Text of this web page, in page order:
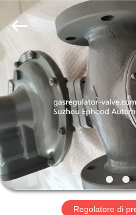
CASA.
PRODOTTI
NOI
VISITA
Automation
Equipment
Co.,
Reserved.
Regolatore di